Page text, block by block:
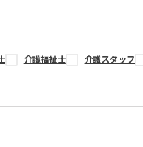
介護福祉士 介護スタッフ